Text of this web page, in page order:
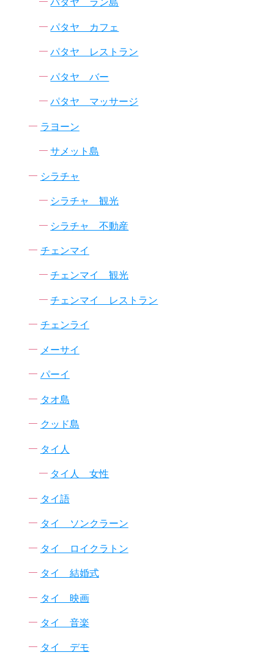
パタヤ カフェ
パタヤ レストラン
パタヤ バー
パタヤ マッサージ
ラヨーン
サメット島
シラチャ
シラチャ 観光
シラチャ 不動産
チェンマイ
チェンマイ 観光
チェンマイ レストラン
チェンライ
メーサイ
パーイ
タオ島
クッド島
タイ人
タイ人 女性
タイ語
タイ ソンクラーン
タイ ロイクラトン
タイ 結婚式
タイ 映画
タイ 音楽
タイ デモ